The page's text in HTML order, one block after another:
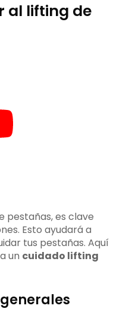
al lifting de
pestañas, es clave
Esto ayudará a
tus pestañas. Aquí
un cuidado lifting